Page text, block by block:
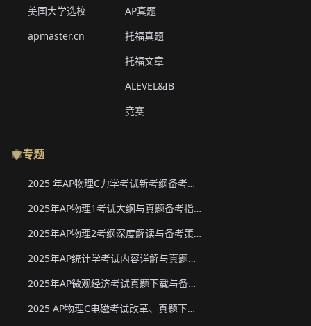
美国大学选校
apmaster.cn
AP真题
托福真题
托福文章
ALEVEL&IB
竞赛
专题
2025 年AP物理C力学考试新考纲备考要点与真题下载
2025年AP物理1考试大纲与真题备考指南
2025年AP物理2考纲深度解读与备考策略
2025年AP统计学考试内容详解与真题教材下载
2025年AP微观经济考试真题下载与备考要点
2025 AP物理C电磁考试改革、真题下载与备考要点